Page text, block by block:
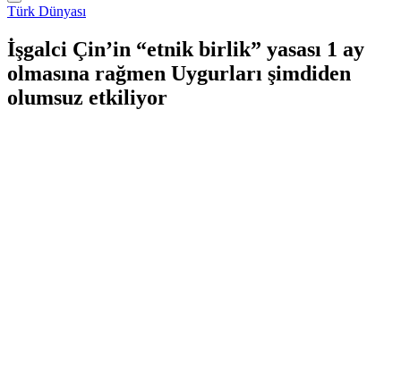
Türk Dünyası
İşgalci Çin’in “etnik birlik” yasası 1 ay
olmasına rağmen Uygurları şimdiden
olumsuz etkiliyor